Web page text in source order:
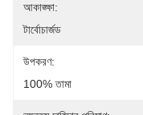
আকাঙ্ক্ষা:
টার্বোচার্জড
উপকরণ:
100% তামা